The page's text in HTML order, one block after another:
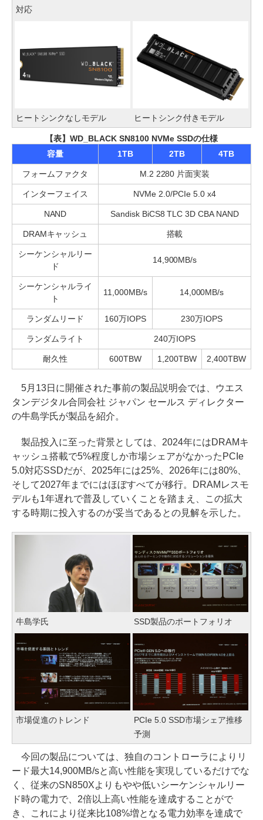
対応
ヒートシンクなしモデル ヒートシンク付きモデル
【表】WD_BLACK SN8100 NVMe SSDの仕様
容量
1TB 2TB 4TB
フォームファクタ M.2 2280 片面実装
インターフェイス NVMe 2.0/PCIe 5.0 x4
NAND Sandisk BiCS8 TLC 3D CBA NAND
DRAMキャッシュ 搭載
シーケンシャルリー
ド
14,900MB/s
シーケンシャルライ
ト
11,000MB/s 14,000MB/s
ランダムリード 160万IOPS 230万IOPS
ランダムライト 240万IOPS
耐久性 600TBW 1,200TBW 2,400TBW
5月13日に開催された事前の製品説明会では、ウエス
タンデジタル合同会社 ジャパン セールス ディレクター
の牛島学氏が製品を紹介。
製品投入に至った背景としては、2024年にはDRAMキ
ャッシュ搭載で5%程度しか市場シェアがなかったPCIe
5.0対応SSDだが、2025年には25%、2026年には80%、
そして2027年までにはほぼすべてが移行。DRAMレスモ
デルも1年遅れで普及していくことを踏まえ、この拡大
する時期に投入するのが妥当であるとの見解を示した。
牛島学氏 SSD製品のポートフォリオ
市場促進のトレンド
PCIe 5.0 SSD市場シェア推移
予測
今回の製品については、独自のコントローラによりリ
ード最大14,900MB/sと高い性能を実現しているだけでな
く、従来のSN850Xよりもやや低いシーケンシャルリー
ド時の電力で、2倍以上高い性能を達成することがで
き、これにより従来比108%増となる電力効率を達成で